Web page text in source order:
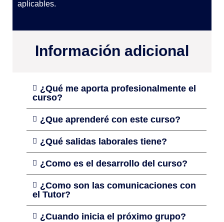
aplicables.
Información adicional
¿Qué me aporta profesionalmente el
curso?
¿Que aprenderé con este curso?
¿Qué salidas laborales tiene?
¿Como es el desarrollo del curso?
¿Como son las comunicaciones con
el Tutor?
¿Cuando inicia el próximo grupo?